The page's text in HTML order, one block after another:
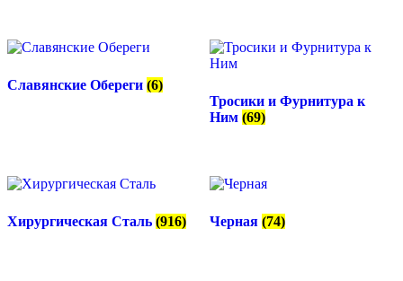
Славянские Обереги (6)
Тросики и Фурнитура к
Ним (69)
Хирургическая Сталь (916) Черная (74)